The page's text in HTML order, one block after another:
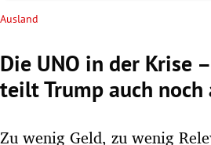
Untermenü
Untermenü
Untermenü
Untermenü
Ausland
Die UNO in der Krise
teilt Trump auch noch
Zu wenig Geld, zu wenig